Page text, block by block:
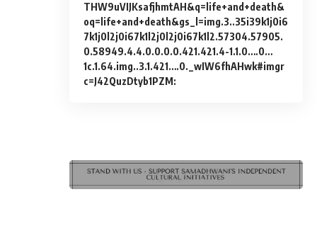
THW9uVIJKsafjhmtAH&q=life+and+death&
oq=life+and+death&gs_l=img.3..35i39k1j0i6
7k1j0l2j0i67k1l2j0l2j0i67k1l2.57304.57905.
0.58949.4.4.0.0.0.0.421.421.4-1.1.0….0…
1c.1.64.img..3.1.421….0._wIW6fhAHwk#imgr
c=J42QuzDtyb1PZM: